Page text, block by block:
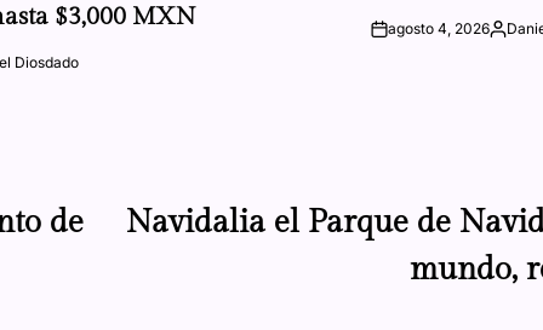
$3,000 MXN
Diosdado
onagosto 4, 2026Posted
de
Navidalia el Parque de
mundo,